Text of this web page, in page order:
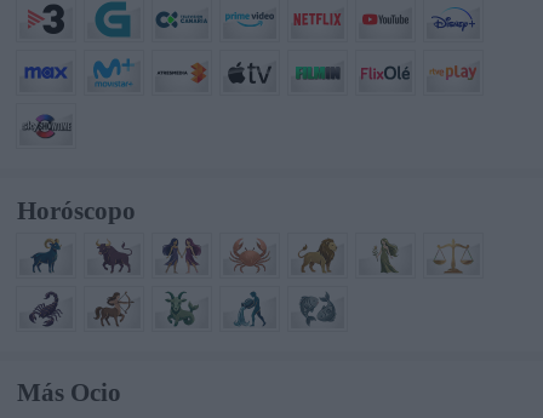
Horóscopo
Más Ocio